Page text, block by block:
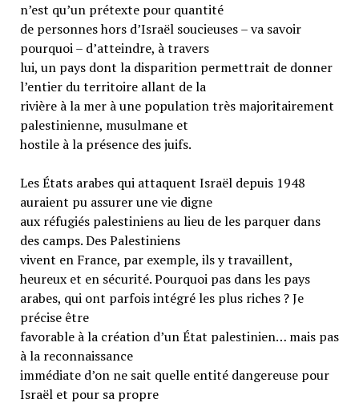
n’est qu’un prétexte pour quantité
de personnes hors d’Israël soucieuses – va savoir
pourquoi – d’atteindre, à travers
lui, un pays dont la disparition permettrait de donner
l’entier du territoire allant de la
rivière à la mer à une population très majoritairement
palestinienne, musulmane et
hostile à la présence des juifs.
Les États arabes qui attaquent Israël depuis 1948
auraient pu assurer une vie digne
aux réfugiés palestiniens au lieu de les parquer dans
des camps. Des Palestiniens
vivent en France, par exemple, ils y travaillent,
heureux et en sécurité. Pourquoi pas dans les pays
arabes, qui ont parfois intégré les plus riches ? Je
précise être
favorable à la création d’un État palestinien… mais pas
à la reconnaissance
immédiate d’on ne sait quelle entité dangereuse pour
Israël et pour sa propre